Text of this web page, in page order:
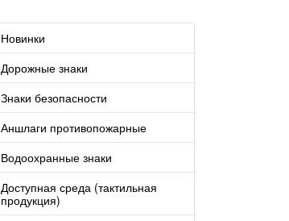
Новинки
Дорожные знаки
Знаки безопасности
Аншлаги противопожарные
Водоохранные знаки
Доступная среда (тактильная
продукция)